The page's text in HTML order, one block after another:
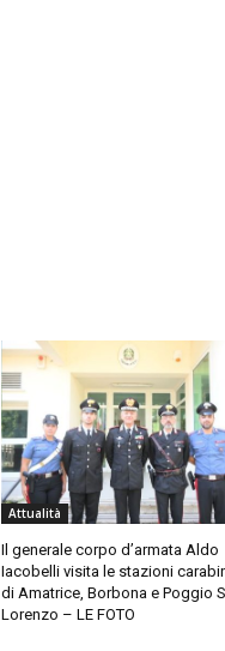
Attualità
Il generale corpo d’armata Aldo
Iacobelli visita le stazioni
di Amatrice, Borbona e Poggio
Lorenzo – LE FOTO